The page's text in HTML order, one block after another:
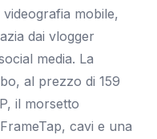
mobile,
dai vlogger
media. La
al prezzo di 159
il morsetto
cavi e una